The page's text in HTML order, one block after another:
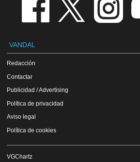
VANDAL
Redacción
Contactar
Publicidad / Advertising
Política de privacidad
Aviso legal
Política de cookies
VGChartz